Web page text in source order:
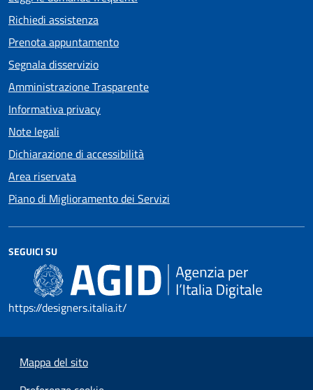
Richiedi assistenza
Prenota appuntamento
Segnala disservizio
Amministrazione Trasparente
Informativa privacy
Note legali
Dichiarazione di accessibilità
Area riservata
Piano di Miglioramento dei Servizi
SEGUICI SU
https://designers.italia.it/
Mappa del sito